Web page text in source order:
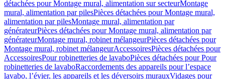
détachées pour Montage mural, alimentation sur secteurMontage
mural, alimentation par pilesPièces détachées pour Montage mural,
alimentation par pilesMontage mural, alimentation par
générateurPièces détachées pour Montage mural, alimentation par
générateurMontage mural, robinet mélangeurPièces détachées pour
Montage mural, robinet mélangeurAccessoiresPièces détachées pour
AccessoiresPour robinetteries de lavaboPièces détachées pour Pour
robinetteries de lavaboRaccordements des appareils pour l’espace
lavabo, l’évier, les appareils et les déversoirs murauxVidages pour